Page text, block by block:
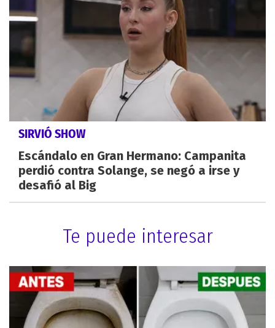
SIRVIÓ SHOW
Escándalo en Gran Hermano: Campanita
perdió contra Solange, se negó a irse y
desafió al Big
Te puede interesar